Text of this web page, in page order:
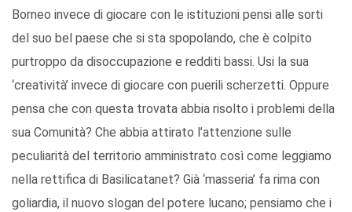
Borneo invece di giocare con le istituzioni pensi alle sorti
del suo bel paese che si sta spopolando, che è colpito
purtroppo da disoccupazione e redditi bassi. Usi la sua
‘creatività’ invece di giocare con puerili scherzetti. Oppure
pensa che con questa trovata abbia risolto i problemi della
sua Comunità? Che abbia attirato l’attenzione sulle
peculiarità del territorio amministrato così come leggiamo
nella rettifica di Basilicatanet? Già ‘masseria’ fa rima con
goliardia, il nuovo slogan del potere lucano; pensiamo che i